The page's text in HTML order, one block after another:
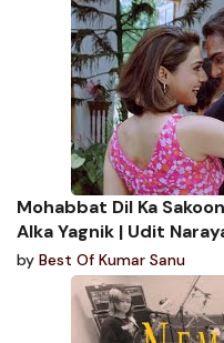
Mohabbat Dil Ka
Alka Yagnik | Udit
by Best Of Kumar Sanu